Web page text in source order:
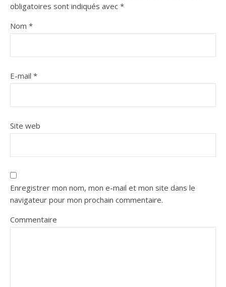
obligatoires sont indiqués avec *
Nom *
E-mail *
Site web
Enregistrer mon nom, mon e-mail et mon site dans le
navigateur pour mon prochain commentaire.
Commentaire